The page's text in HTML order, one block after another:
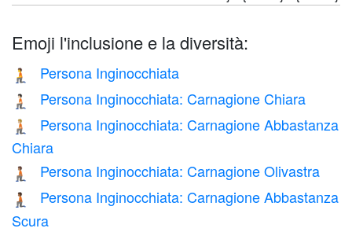
Emoji l'inclusione e la diversità:
🧎 Persona Inginocchiata
🧎🏻 Persona Inginocchiata: Carnagione Chiara
🧎🏼
Persona Inginocchiata: Carnagione Abbastanza
Chiara
🧎🏽 Persona Inginocchiata: Carnagione Olivastra
🧎🏾
Persona Inginocchiata: Carnagione Abbastanza
Scura